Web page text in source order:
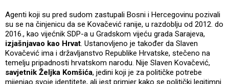
Agenti koji su pred sudom zastupali Bosni i Hercegovinu pozivali
su se na činjenicu da se Kovačević ranije, u razdoblju od 2012. do
2016., kao vijećnik SDP-a u Gradskom vijeću grada Sarajeva,
izjašnjavao kao Hrvat. Ustanovljeno je također da Slaven
Kovačević ima i državljanstvo Republike Hrvatske, stečeno na
temelju pripadnosti hrvatskom narodu. Nije Slaven Kovačević,
savjetnik Željka Komšića, jedini koji je za političke potrebe
mijenjao svoje identitete, ali jest primjer kako se politički legitimni